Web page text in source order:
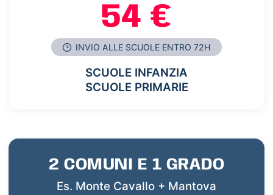
54 €
INVIO ALLE SCUOLE ENTRO 72H
SCUOLE INFANZIA
SCUOLE PRIMARIE
2 COMUNI E 1 GRADO
Es. Monte Cavallo + Mantova